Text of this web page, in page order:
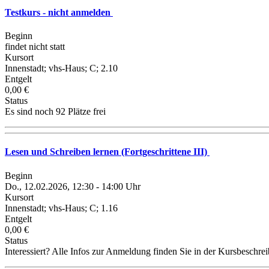
Testkurs - nicht anmelden
Beginn
findet nicht statt
Kursort
Innenstadt; vhs-Haus; C; 2.10
Entgelt
0,00 €
Status
Es sind noch 92 Plätze frei
Lesen und Schreiben lernen (Fortgeschrittene III)
Beginn
Do., 12.02.2026, 12:30 - 14:00 Uhr
Kursort
Innenstadt; vhs-Haus; C; 1.16
Entgelt
0,00 €
Status
Interessiert? Alle Infos zur Anmeldung finden Sie in der